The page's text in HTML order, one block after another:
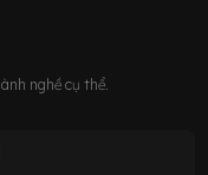
nghề cụ thể.